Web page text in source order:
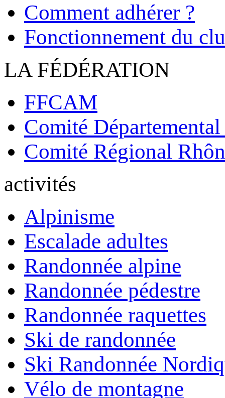
Comment adhérer ?
Fonctionnement du
LA FÉDÉRATION
FFCAM
Comité
Comité Régional
activités
Alpinisme
Escalade adultes
Randonnée alpine
Randonnée pédestre
Randonnée raquettes
Ski de randonnée
Ski Randonnée
Vélo de montagne